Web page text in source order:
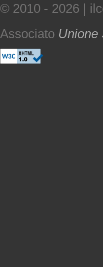
© 2010 - 2026 |
Associato Unione